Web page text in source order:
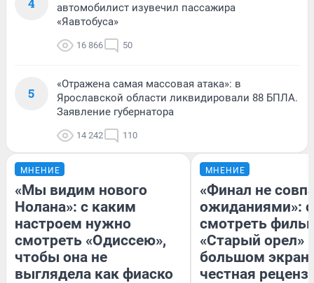
автомобилист изувечил пассажира
«Яавтобуса»
16 866 50
5
«Отражена самая массовая атака»: в
Ярославской области ликвидировали 88 БПЛА.
Заявление губернатора
14 242 110
МНЕНИЕ
«Мы видим нового
Нолана»: с каким
настроем нужно
смотреть «Одиссею»,
чтобы она не
выглядела как фиаско
МНЕНИЕ
«Финал не
ожиданиями»:
смотреть
«Старый орел»
большом
честная